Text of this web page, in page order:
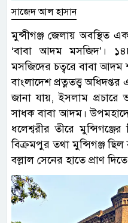
সাজেদ আল হাসান
মুন্সীগঞ্জ জেলায় অবস্থিত
‘বাবা আদম মসজিদ’।
মসজিদের চত্বরে বাবা আদম
বাংলাদেশ প্রত্নতত্ত্ব অধিদপ্তর
জানা যায়, ইসলাম প্রচারে
সাধক বাবা আদম।
ধলেশ্বরীর তীরে
বিক্রমপুর তথা মুন্সিগঞ্জ
বল্লাল সেনের হাতে প্রাণ